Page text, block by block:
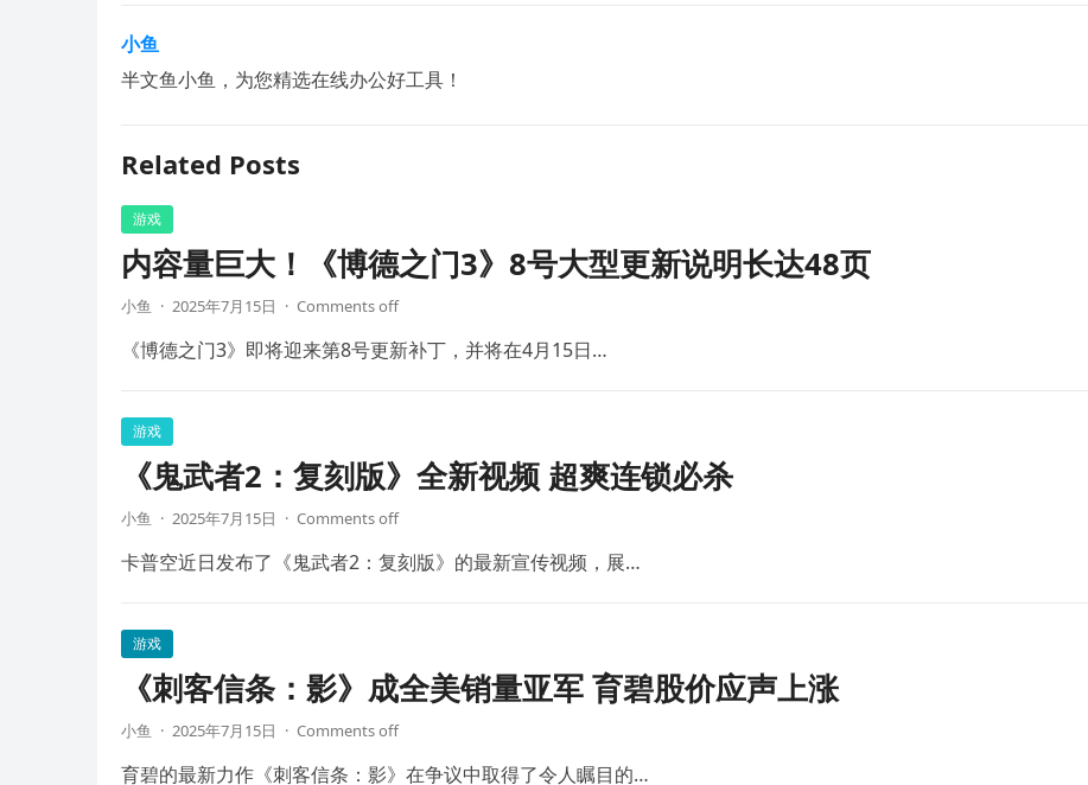
小鱼
半文鱼小鱼，为您精选在线办公好工具！
Related Posts
游戏
内容量巨大！《博德之门3》8号大型更新说明长达48页
小鱼 · 2025年7月15日 · Comments off
《博德之门3》即将迎来第8号更新补丁，并将在4月15日…
游戏
《鬼武者2：复刻版》全新视频 超爽连锁必杀
小鱼 · 2025年7月15日 · Comments off
卡普空近日发布了《鬼武者2：复刻版》的最新宣传视频，展…
游戏
《刺客信条：影》成全美销量亚军 育碧股价应声上涨
小鱼 · 2025年7月15日 · Comments off
育碧的最新力作《刺客信条：影》在争议中取得了令人瞩目的…